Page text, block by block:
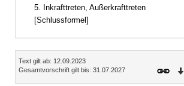
5. Inkrafttreten, Außerkrafttreten
[Schlussformel]
Inhalt
Text gilt ab: 12.09.2023
Gesamtvorschrift gilt bis: 31.07.2027